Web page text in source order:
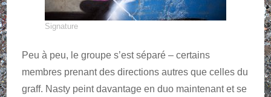
Signature
Peu à peu, le groupe s’est séparé – certains
membres prenant des directions autres que celles du
graff. Nasty peint davantage en duo maintenant et se